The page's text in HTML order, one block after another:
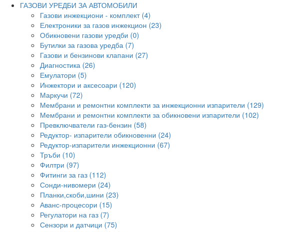
ГАЗОВИ УРЕДБИ ЗА АВТОМОБИЛИ
Газови инжекциони - комплект (4)
Електроники за газов инжекцион (23)
Обикновени газови уредби (0)
Бутилки за газова уредба (7)
Газови и бензинови клапани (27)
Диагностика (26)
Емулатори (5)
Инжектори и аксесоари (120)
Маркучи (72)
Мембрани и ремонтни комплекти за инжекционни изпарители (129)
Мембрани и ремонтни комплекти за обикновени изпарители (102)
Превключватели газ-бензин (58)
Редуктор- изпарители обикновенни (24)
Редуктор-изпарители инжекционни (67)
Тръби (10)
Филтри (97)
Фитинги за газ (112)
Сонди-нивомери (24)
Планки,скоби,шини (23)
Аванс-процесори (15)
Регулатори на газ (7)
Сензори и датчици (75)